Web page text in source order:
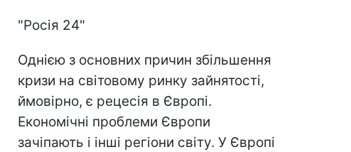
"Росія 24"
Однією з основних причин збільшення
кризи на світовому ринку зайнятості,
ймовірно, є рецесія в Європі.
Економічні проблеми Європи
зачіпають і інші регіони світу. У Європі